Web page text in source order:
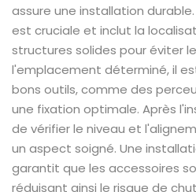
assure une installation
est cruciale et inclut la
structures solides pour éviter
l'emplacement déterminé, il
bons outils, comme des
une fixation optimale. Après
de vérifier le niveau et
un aspect soigné. Une
garantit que les accessoires
réduisant ainsi le risque de